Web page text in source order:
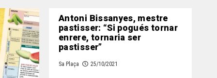
Antoni Bissanyes, mestre
pastisser: “Si pogués tornar
enrere, tornaria ser
pastisser”
Sa Plaça 25/10/2021